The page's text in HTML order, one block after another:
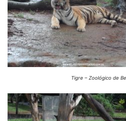
Tigre – Zoológico de